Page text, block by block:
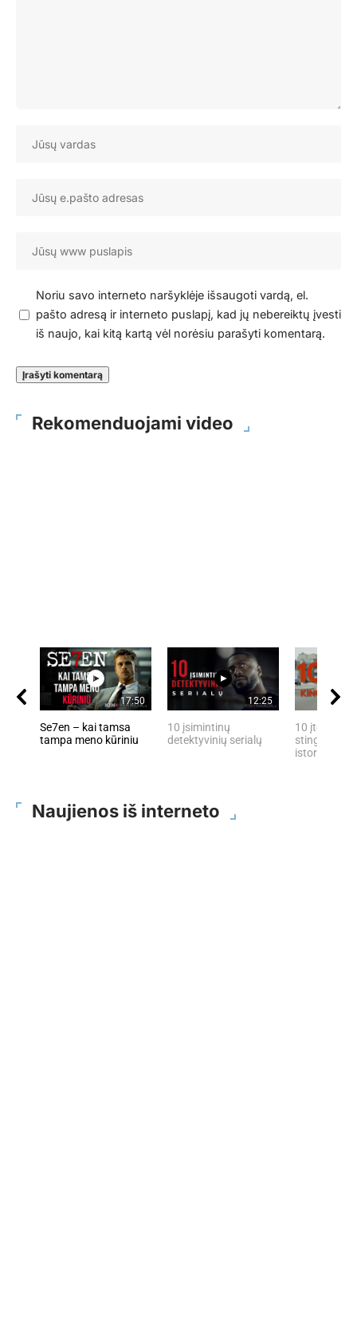
Noriu savo interneto naršyklėje išsaugoti vardą, el.
pašto adresą ir interneto puslapį, kad jų nebereiktų įvesti
iš naujo, kai kitą kartą vėl norėsiu parašyti komentarą.
Rekomenduojami video
17:50
Se7en – kai tamsa
tampa meno kūriniu
12:25
10 įsimintinų
detektyvinių serialų
10 įtemptų,
stingdančių
istorijų
Naujienos iš interneto